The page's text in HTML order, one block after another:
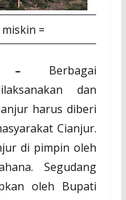
=
–
Berbagai
dan
harus diberi
Cianjur.
di pimpin oleh
Segudang
oleh Bupati